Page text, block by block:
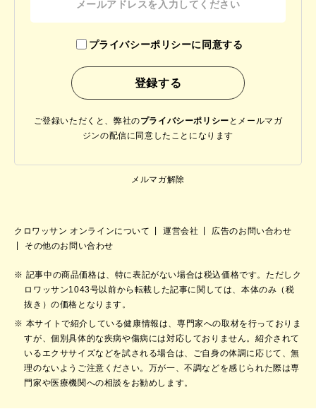
プライバシーポリシーに同意する
ご登録いただくと、弊社のプライバシーポリシー と メールマガ
ジンの配信に同意したことになります
メルマガ解除
クロワッサン オンラインについて 運営会社
広告のお問い合わせ
その他のお問い合わせ
記事中の商品価格は、特に表記がない場合は税込価格です。ただしク
ロワッサン1043号以前から転載した記事に関しては、本体のみ（税
抜き）の価格となります。
本サイトで紹介している健康情報は、専門家への取材を行っておりま
すが、個別具体的な疾病や傷病には対応しておりません。紹介されて
いるエクササイズなどを試される場合は、ご自身の体調に応じて、無
理のないようご注意ください。万が一、不調などを感じられた際は専
門家や医療機関への相談をお勧めします。